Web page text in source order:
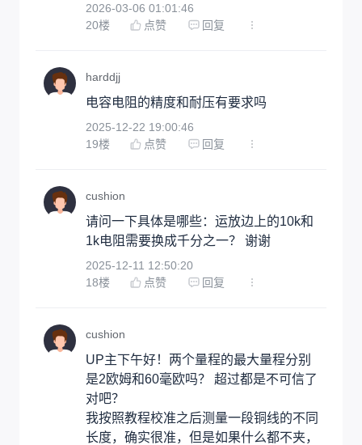
2026-03-06 01:01:46
20楼 点赞 回复
harddjj
电容电阻的精度和耐压有要求吗
2025-12-22 19:00:46
19楼 点赞 回复
cushion
请问一下具体是哪些：运放边上的10k和
1k电阻需要换成千分之一？ 谢谢
2025-12-11 12:50:20
18楼 点赞 回复
cushion
UP主下午好！两个量程的最大量程分别
是2欧姆和60毫欧吗？ 超过都是不可信了
对吧？
我按照教程校准之后测量一段铜线的不同
长度，确实很准，但是如果什么都不夹，